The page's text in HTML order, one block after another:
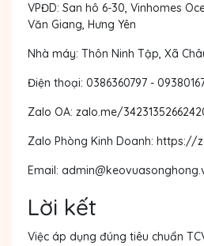
VPĐD: San hô 6-30, Vinhomes
Văn Giang, Hưng Yên
Nhà máy: Thôn Ninh Tập, Xã
Điện thoại: 0386360797 -
Zalo OA: zalo.me/
Zalo Phòng Kinh Doanh: https://
Email:
Lời kết
Việc áp dụng đúng tiêu chuẩn